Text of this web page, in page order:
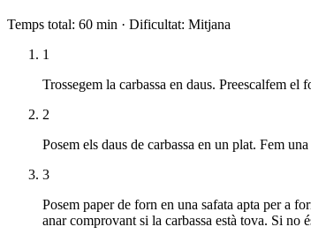
Temps total: 60 min · Dificultat: Mitjana
1
Trossegem la carbassa en daus. Preescalfem
2
Posem els daus de carbassa en un plat. Fem
3
Posem paper de forn en una safata apta per a
anar comprovant si la carbassa està tova. Si no